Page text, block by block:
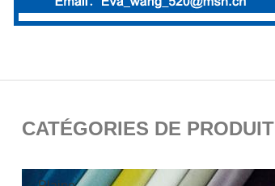
CATÉGORIES DE PRODUIT